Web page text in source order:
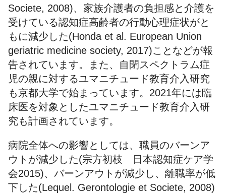
Societe, 2008)、家族介護者の負担感と介護を
受けている認知症高齢者の行動心理症状がと
もに減少した(Honda et al. European Union
geriatric medicine society, 2017)ことなどが報
告されています。また、自閉スペクトラム症
児の親に対するユマニチュード教育介入研究
も京都大学で始まっています。2021年には臨
床医を対象としたユマニチュード教育介入研
究も計画されています。
病院全体への影響としては、職員のバーンア
ウトが減少した(宗方初枝 日本認知症ケア学
会2015)、バーンアウトが減少し、離職率が低
下した(Lequel. Gerontologie et Societe, 2008)